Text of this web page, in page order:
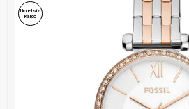
Ücretsiz
Kargo